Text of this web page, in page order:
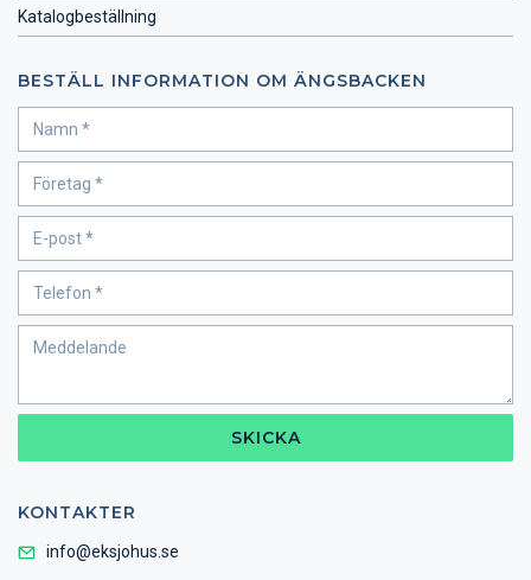
Katalogbeställning
BESTÄLL INFORMATION OM ÄNGSBACKEN
SKICKA
KONTAKTER
info@eksjohus.se